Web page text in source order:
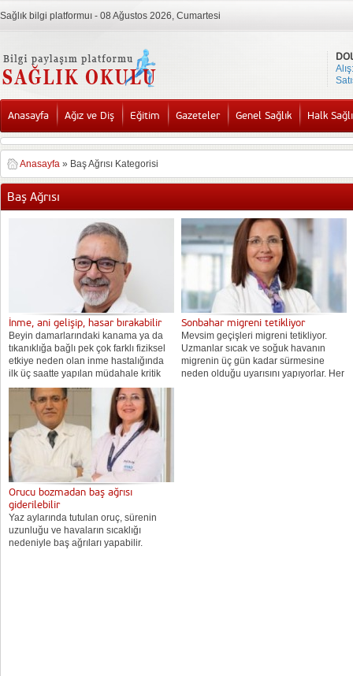
Sağlık bilgi platformuı - 08 Ağustos 2026, Cumartesi
Alış:
Anasayfa Ağız ve Diş Eğitim Gazeteler Genel Sağlık Halk
Anasayfa » Baş Ağrısı Kategorisi
Baş Ağrısı
İnme, ani gelişip, hasar bırakabilir
Beyin damarlarındaki kanama ya da
tıkanıklığa bağlı pek çok farklı fiziksel
etkiye neden olan inme hastalığında
ilk üç saatte yapılan müdahale kritik
önem taşıyor. Belirtilerini öğrenerek
önlem alabilirsiniz. Bayındır Söğütözü
Hastanesi...
Sonbahar migreni tetikliyor
Mevsim geçişleri migreni tetikliyor.
Uzmanlar sıcak ve soğuk havanın
migrenin üç gün kadar sürmesine
neden olduğu uyarısını yapıyorlar. Her
Orucu bozmadan baş ağrısı
giderilebilir
Yaz aylarında tutulan oruç, sürenin
uzunluğu ve havaların sıcaklığı
nedeniyle baş ağrıları yapabilir.